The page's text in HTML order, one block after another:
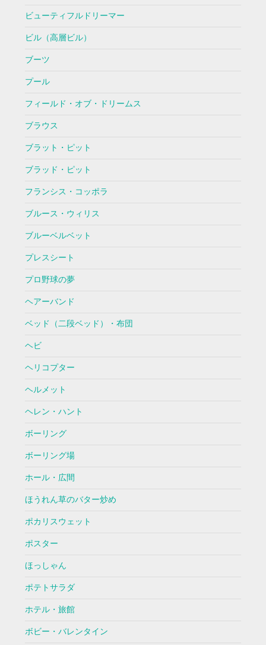
ビューティフルドリーマー
ビル（高層ビル）
ブーツ
プール
フィールド・オブ・ドリームス
ブラウス
ブラット・ピット
ブラッド・ピット
フランシス・コッポラ
ブルース・ウィリス
ブルーベルベット
プレスシート
プロ野球の夢
ヘアーバンド
ベッド（二段ベッド）・布団
ヘビ
ヘリコプター
ヘルメット
ヘレン・ハント
ボーリング
ボーリング場
ホール・広間
ほうれん草のバター炒め
ポカリスウェット
ポスター
ほっしゃん
ポテトサラダ
ホテル・旅館
ボビー・バレンタイン